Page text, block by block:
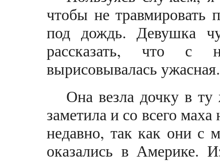
чтобы не травмировать
под дождь. Девушка
рассказать, что с
вырисовывалась ужасная.
Она везла дочку в
заметила и со всего
недавно, так как они с
оказались в Америке.